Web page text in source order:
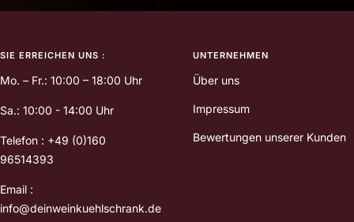
SIE ERREICHEN UNS :
Mo. – Fr.: 10:00 – 18:00 Uhr
Sa.: 10:00 - 14:00 Uhr
Telefon : +49 (0)160
96514393
Email :
info@deinweinkuehlschrank.de
UNTERNEHMEN
Über uns
Impressum
Bewertungen unserer Kunden